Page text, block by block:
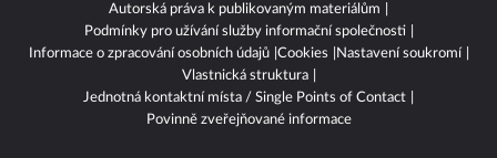
Autorská práva k publikovaným materiálům
Podmínky pro užívání služby informační společnosti
Informace o zpracování osobních údajů Cookies
Nastavení soukromí
Vlastnická struktura
Jednotná kontaktní místa / Single Points of Contact
Povinně zveřejňované informace